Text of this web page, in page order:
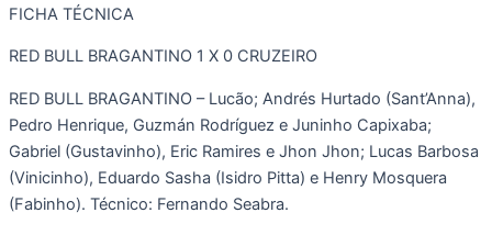
FICHA TÉCNICA
RED BULL BRAGANTINO 1 X 0 CRUZEIRO
RED BULL BRAGANTINO – Lucão; Andrés Hurtado (Sant’Anna),
Pedro Henrique, Guzmán Rodríguez e Juninho Capixaba;
Gabriel (Gustavinho), Eric Ramires e Jhon Jhon; Lucas Barbosa
(Vinicinho), Eduardo Sasha (Isidro Pitta) e Henry Mosquera
(Fabinho). Técnico: Fernando Seabra.